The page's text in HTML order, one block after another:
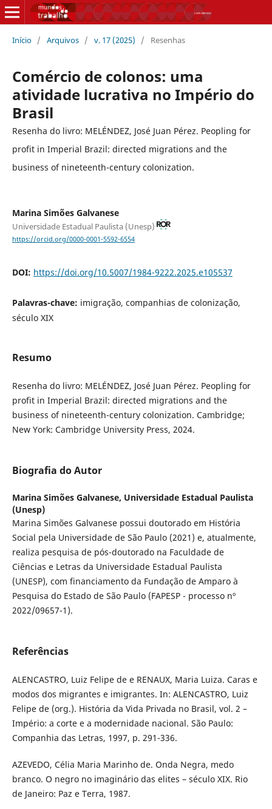
Início / Arquivos / v. 17 (2025) / Resenhas
Comércio de colonos: uma
atividade lucrativa no Império do
Brasil
Resenha do livro: MELÉNDEZ, José Juan Pérez. Peopling for
profit in Imperial Brazil: directed migrations and the
business of nineteenth-century colonization.
Marina Simões Galvanese
Universidade Estadual Paulista (Unesp)
https://orcid.org/0000-0001-5592-6554
DOI: https://doi.org/10.5007/1984-9222.2025.e105537
Palavras-chave: imigração, companhias de colonização,
século XIX
Resumo
Resenha do livro: MELÉNDEZ, José Juan Pérez. Peopling for
profit in Imperial Brazil: directed migrations and the
business of nineteenth-century colonization. Cambridge;
New York: Cambridge University Press, 2024.
Biografia do Autor
Marina Simões Galvanese, Universidade Estadual Paulista
(Unesp)
Marina Simões Galvanese possui doutorado em História
Social pela Universidade de São Paulo (2021) e, atualmente,
realiza pesquisa de pós-doutorado na Faculdade de
Ciências e Letras da Universidade Estadual Paulista
(UNESP), com financiamento da Fundação de Amparo à
Pesquisa do Estado de São Paulo (FAPESP - processo nº
2022/09657-1).
Referências
ALENCASTRO, Luiz Felipe de e RENAUX, Maria Luiza. Caras e
modos dos migrantes e imigrantes. In: ALENCASTRO, Luiz
Felipe de (org.). História da Vida Privada no Brasil, vol. 2 –
Império: a corte e a modernidade nacional. São Paulo:
Companhia das Letras, 1997, p. 291-336.
AZEVEDO, Célia Maria Marinho de. Onda Negra, medo
branco. O negro no imaginário das elites – século XIX. Rio
de Janeiro: Paz e Terra, 1987.